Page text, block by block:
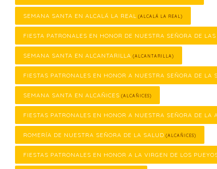
SEMANA SANTA EN ALCALÁ LA REAL (ALCALÁ LA REAL)
FIESTA PATRONALES EN HONOR DE NUESTRA SEÑORA DE LAS
SEMANA SANTA EN ALCANTARILLA (ALCANTARILLA)
FIESTAS PATRONALES EN HONOR A NUESTRA SEÑORA DE LA
SEMANA SANTA EN ALCAÑICES (ALCAÑICES)
FIESTAS PATRONALES EN HONOR A NUESTRA SEÑORA DE LA
ROMERÍA DE NUESTRA SEÑORA DE LA SALUD (ALCAÑICES)
FIESTAS PATRONALES EN HONOR A LA VIRGEN DE LOS